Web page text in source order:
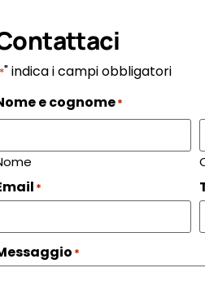
*" indica i campi obbligatori
e cognome*
*
*